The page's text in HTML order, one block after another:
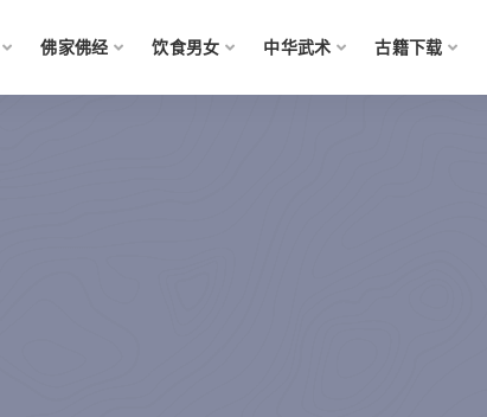
佛家佛经 饮食男女 中华武术 古籍下载